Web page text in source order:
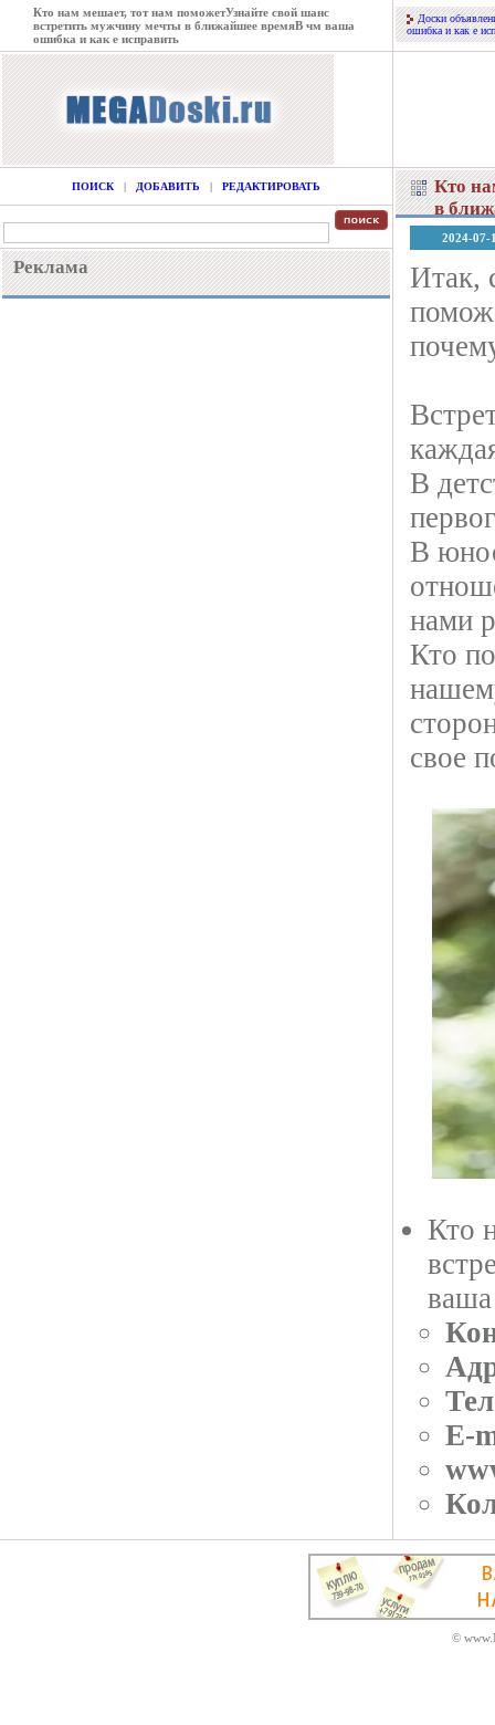
Кто нам мешает, тот нам поможетУзнайте свой шанс
встретить мужчину мечты в ближайшее времяВ чм ваша
ошибка и как е исправить
Доски
ошибка и как е
ПОИСК | ДОБАВИТЬ | РЕДАКТИРОВАТЬ
Реклама
Кто
в
2024-07-
Итак,
В
В
нами
Кто
свое
Кто
E-
©